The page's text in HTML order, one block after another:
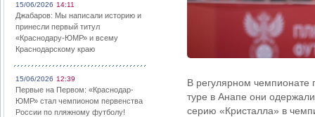
15/06/2026 14:11
Джабаров: Мы написали историю и
принесли первый титул
«Краснодару-ЮМР» и всему
Краснодарскому краю
15/06/2026 12:39
Первые на Первом: «Краснодар-
ЮМР» стал чемпионом первенства
России по пляжному футболу!
В регулярном
туре в Анапе они
серию «Кристалла» в